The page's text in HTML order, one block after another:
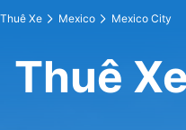
Thuê Xe Mexico Mexico City
Thuê